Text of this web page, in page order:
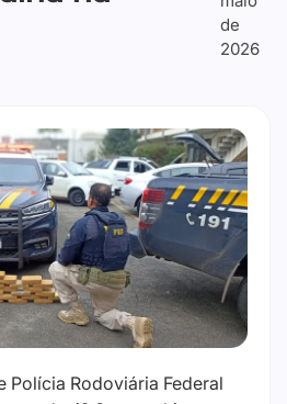
de
2026
Polícia Rodoviária Federal